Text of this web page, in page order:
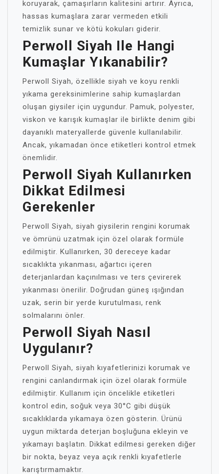
koruyarak, çamaşırların kalitesini artırır. Ayrıca,
hassas kumaşlara zarar vermeden etkili
temizlik sunar ve kötü kokuları giderir.
Perwoll Siyah Ile Hangi
Kumaşlar Yıkanabilir?
Perwoll Siyah, özellikle siyah ve koyu renkli
yıkama gereksinimlerine sahip kumaşlardan
oluşan giysiler için uygundur. Pamuk, polyester,
viskon ve karışık kumaşlar ile birlikte denim gibi
dayanıklı materyallerde güvenle kullanılabilir.
Ancak, yıkamadan önce etiketleri kontrol etmek
önemlidir.
Perwoll Siyah Kullanırken
Dikkat Edilmesi
Gerekenler
Perwoll Siyah, siyah giysilerin rengini korumak
ve ömrünü uzatmak için özel olarak formüle
edilmiştir. Kullanırken, 30 dereceye kadar
sıcaklıkta yıkanması, ağartıcı içeren
deterjanlardan kaçınılması ve ters çevirerek
yıkanması önerilir. Doğrudan güneş ışığından
uzak, serin bir yerde kurutulması, renk
solmalarını önler.
Perwoll Siyah Nasıl
Uygulanır?
Perwoll Siyah, siyah kıyafetlerinizi korumak ve
rengini canlandırmak için özel olarak formüle
edilmiştir. Kullanım için öncelikle etiketleri
kontrol edin, soğuk veya 30°C gibi düşük
sıcaklıklarda yıkamaya özen gösterin. Ürünü
uygun miktarda deterjan boşluğuna ekleyin ve
yıkamayı başlatın. Dikkat edilmesi gereken diğer
bir nokta, beyaz veya açık renkli kıyafetlerle
karıştırmamaktır.